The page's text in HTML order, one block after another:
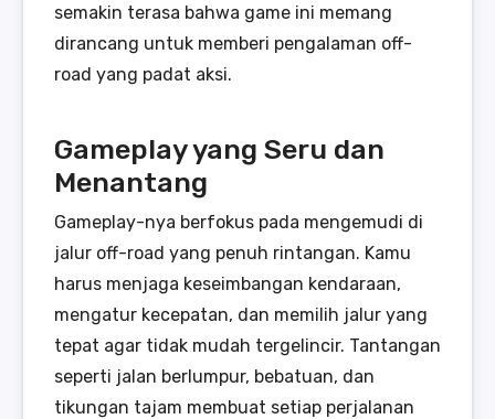
semakin terasa bahwa game ini memang
dirancang untuk memberi pengalaman off-
road yang padat aksi.
Gameplay yang Seru dan
Menantang
Gameplay-nya berfokus pada mengemudi di
jalur off-road yang penuh rintangan. Kamu
harus menjaga keseimbangan kendaraan,
mengatur kecepatan, dan memilih jalur yang
tepat agar tidak mudah tergelincir. Tantangan
seperti jalan berlumpur, bebatuan, dan
tikungan tajam membuat setiap perjalanan